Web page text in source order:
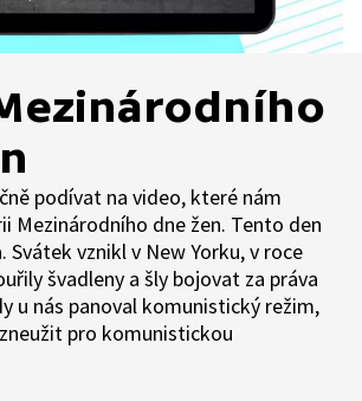
podívat na video, které nám
Mezinárodního dne žen. Tento den
Svátek vznikl v New Yorku, v roce
švadleny a šly bojovat za práva
u nás panoval komunistický režim,
pro komunistickou